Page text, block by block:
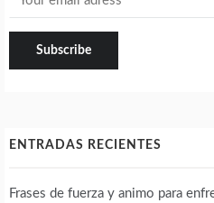
ENTRADAS RECIENTES
Frases de fuerza y animo para